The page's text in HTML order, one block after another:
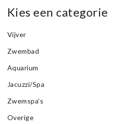
Kies een categorie
Vijver
Zwembad
Aquarium
Jacuzzi/Spa
Zwemspa's
Overige